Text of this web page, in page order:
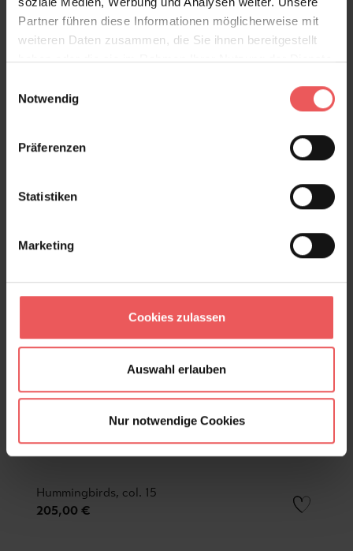
Partner führen diese Informationen möglicherweise mit
weiteren Daten zusammen, die Sie ihnen bereitgestellt
haben oder die sie im Rahmen Ihrer Nutzung der Dienste
Notwendig
Präferenzen
Statistiken
Marketing
Cookies zulassen
Auswahl erlauben
Nur notwendige Cookies
205,00 €
Hummingbirds, col. 15
205,00 €